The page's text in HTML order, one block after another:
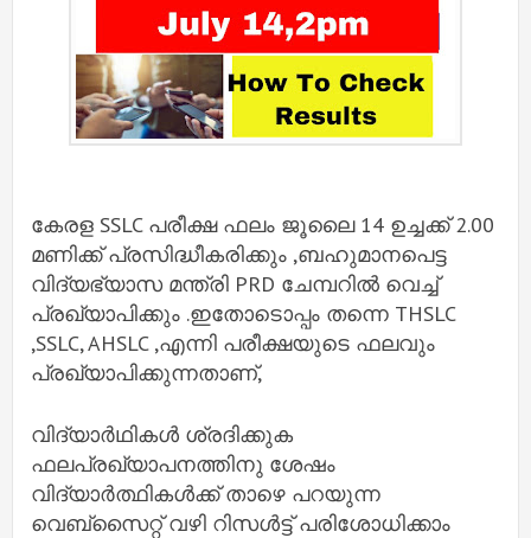
കേരള SSLC പരീക്ഷ ഫലം ജൂലൈ 14 ഉച്ചക്ക് 2.00
മണിക്ക് പ്രസിദ്ധീകരിക്കും ,ബഹുമാനപെട്ട
വിദ്യഭ്യാസ മന്ത്രി PRD ചേമ്പറിൽ വെച്ച്
പ്രഖ്യാപിക്കും .ഇതോടൊപ്പം തന്നെ THSLC
,SSLC, AHSLC ,എന്നി പരീക്ഷയുടെ ഫലവും
പ്രഖ്യാപിക്കുന്നതാണ്,
വിദ്യാർഥികൾ ശ്രദിക്കുക
ഫലപ്രഖ്യാപനത്തിനു ശേഷം
വിദ്യാർത്ഥികൾക്ക് താഴെ പറയുന്ന
വെബ്സൈറ്റ് വഴി റിസൾട്ട് പരിശോധിക്കാം